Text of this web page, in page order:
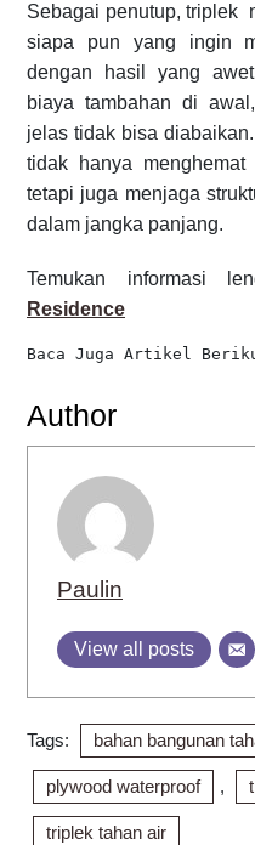
Sebagai penutup, triplek
siapa pun yang ingin
dengan hasil yang
biaya tambahan di
jelas tidak bisa
tidak hanya
tetapi juga menjaga
dalam jangka panjang.
Temukan informasi
Residence
Baca Juga Artikel
Author
Paulin
View all posts
Tags: bahan bangunan
plywood waterproof ,
triplek tahan air